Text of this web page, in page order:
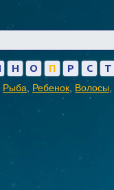
Н О П Р С Т
Рыба Ребенок Волосы